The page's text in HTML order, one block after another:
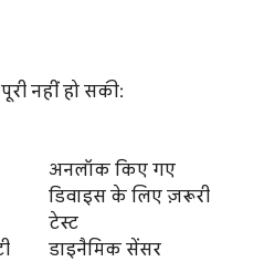
नहीं हो सकी:
अनलॉक किए गए
डिवाइस के लिए ज़रूरी
टेस्ट
डाइनैमिक सेंसर